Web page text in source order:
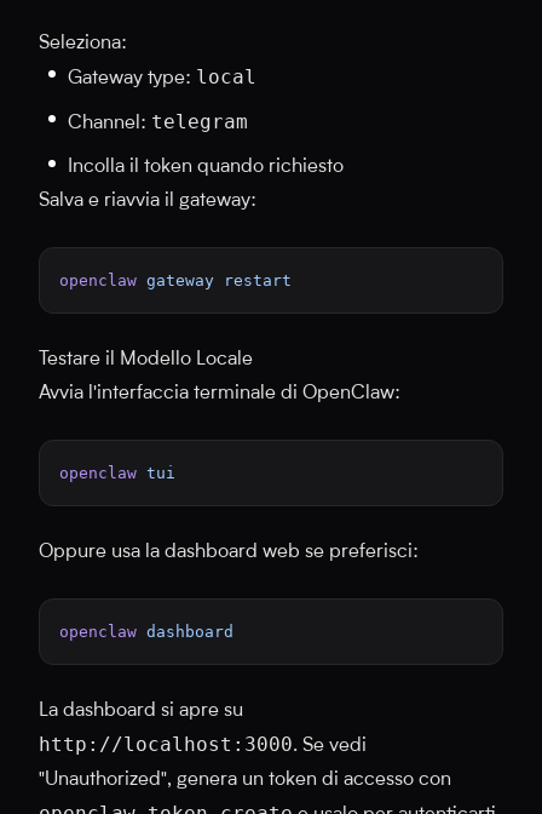
Seleziona:
Gateway type: local
Channel: telegram
Incolla il token quando richiesto
Salva e riavvia il gateway:
openclaw gateway restart
Testare il Modello Locale
Avvia l'interfaccia terminale di OpenClaw:
openclaw tui
Oppure usa la dashboard web se preferisci:
openclaw dashboard
La dashboard si apre su
http://localhost:3000. Se vedi
"Unauthorized", genera un token di accesso con